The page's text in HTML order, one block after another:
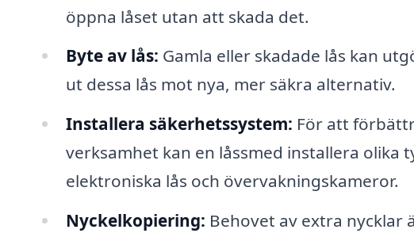
öppna låset utan att skada det.
Byte av lås: Gamla eller skadade lås kan
ut dessa lås mot nya, mer säkra alternativ.
Installera säkerhetssystem: För att
verksamhet kan en låssmed installera olika
elektroniska lås och övervakningskameror.
Nyckelkopiering: Behovet av extra nycklar